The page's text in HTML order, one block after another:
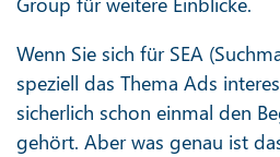
Wenn Sie sich für SEA
speziell das Thema Ads
sicherlich schon einmal den
gehört. Aber was genau ist